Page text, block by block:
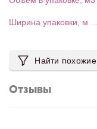
Ширина упаковки, м
Найти похожие
Отзывы